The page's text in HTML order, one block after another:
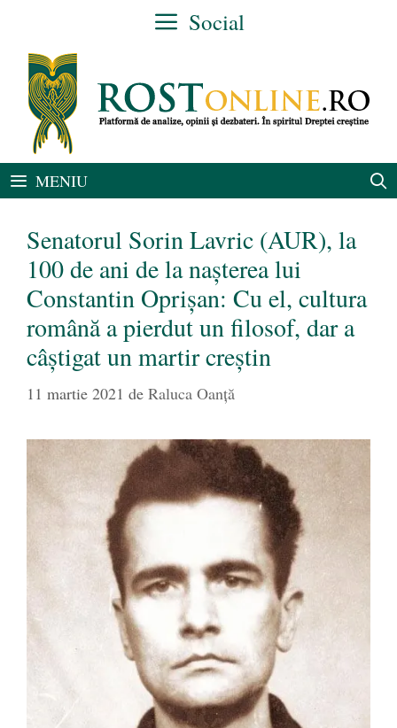
conținut
Social
MENIU
Senatorul Sorin Lavric (AUR), la
100 de ani de la nașterea lui
Constantin Oprișan: Cu el, cultura
română a pierdut un filosof, dar a
câștigat un martir creștin
11 martie 2021 de Raluca Oanță